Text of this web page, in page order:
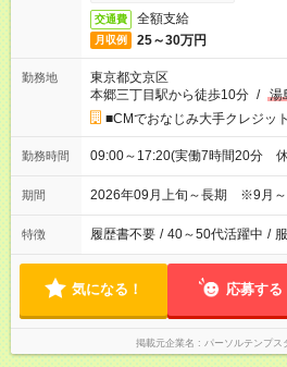
交通費 全額支給
月収例 25～30万円
勤務地
東京都文京区
本郷三丁目駅から徒歩10分 / 湯
■CMでおなじみ大手クレジッ
勤務時間 09:00～17:20(実働7時間20分
期間 2026年09月上旬～長期 ※9月～
特徴 履歴書不要 / 40～50代活躍中 /
気になる！ 応募する
掲載元企業名 パーソルテンプス